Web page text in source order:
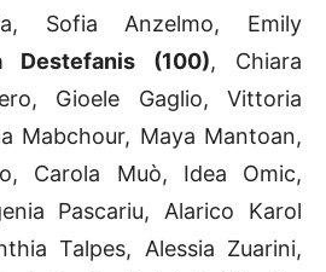
Sofia Anzelmo, Emily
Destefanis (100), Chiara
Gioele Gaglio, Vittoria
Mabchour, Maya Mantoan,
Carola Muò, Idea Omic,
Pascariu, Alarico Karol
Talpes, Alessia Zuarini,